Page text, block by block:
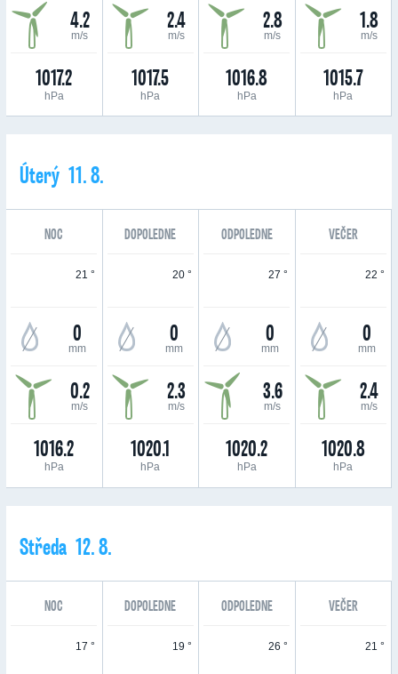
4.2
m/s
1017.2
hPa
2.4
m/s
1017.5
hPa
2.8
m/s
1016.8
hPa
1.8
m/s
1015.7
hPa
Úterý 11. 8.
NOC DOPOLEDNE ODPOLEDNE VEČER
21 °
0
mm
0.2
m/s
1016.2
hPa
20 °
0
mm
2.3
m/s
1020.1
hPa
27 °
0
mm
3.6
m/s
1020.2
hPa
22 °
0
mm
2.4
m/s
1020.8
hPa
Středa 12. 8.
NOC DOPOLEDNE ODPOLEDNE VEČER
17 ° 19 ° 26 ° 21 °